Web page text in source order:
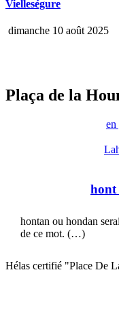
Vielleségure
dimanche 10 août 2025
Plaça de la
en
hont
hontan ou hondan
de ce mot. (…)
Hélas certifié "Place De